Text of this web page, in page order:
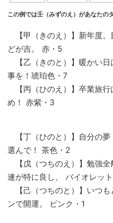
この例では壬（みずのえ）があなたの
【甲（きのえ）】新年度。
どが吉。 赤・5
【乙（きのと）】暖かい日
事を！琥珀色・7
【丙（ひのえ）】卒業旅行
め！ 赤紫・3
【丁（ひのと）】自分の夢
選んで！ 茶色・2
【戊（つちのえ）】勉強全
連が特に良し。 バイオレッ
【己（つちのと）】いつも
ンで開運。 ピンク・1